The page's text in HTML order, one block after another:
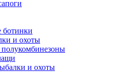
ботинки
и охоты
и охоты